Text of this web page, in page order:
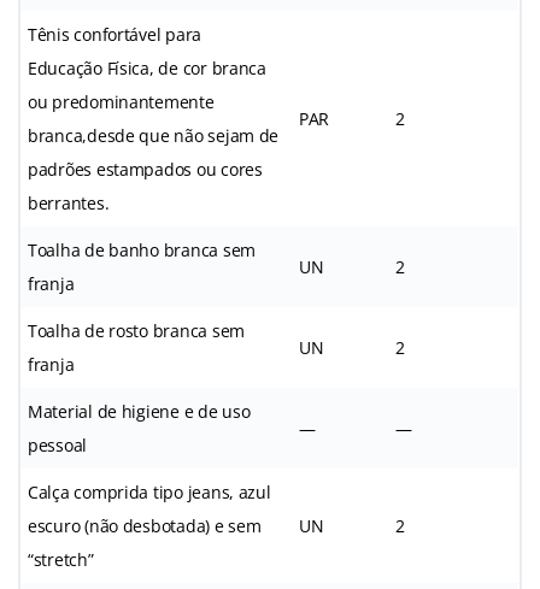
Tênis confortável para
Educação Física, de cor branca
ou predominantemente
branca,desde que não sejam de
padrões estampados ou cores
berrantes.
PAR 2
Toalha de banho branca sem
franja
UN 2
Toalha de rosto branca sem
franja
UN 2
Material de higiene e de uso
pessoal
— —
Calça comprida tipo jeans, azul
escuro (não desbotada) e sem
“stretch”
UN 2